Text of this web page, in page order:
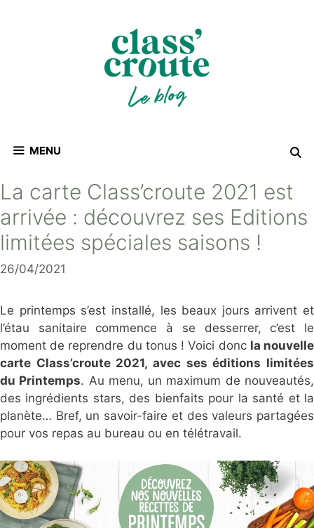
MENU
La carte Class’croute 2021 est
arrivée : découvrez ses Editions
limitées spéciales saisons !
26/04/2021
Le printemps s’est installé, les beaux jours arrivent et
l’étau sanitaire commence à se desserrer, c’est le
moment de reprendre du tonus ! Voici donc la nouvelle
carte Class’croute 2021, avec ses éditions limitées
du Printemps. Au menu, un maximum de nouveautés,
des ingrédients stars, des bienfaits pour la santé et la
planète… Bref, un savoir-faire et des valeurs partagées
pour vos repas au bureau ou en télétravail.